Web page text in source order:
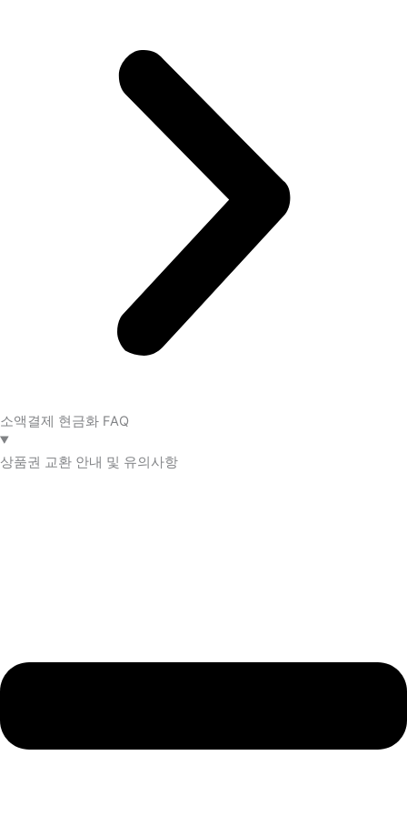
소액결제 현금화 FAQ​
상품권 교환 안내 및 유의사항